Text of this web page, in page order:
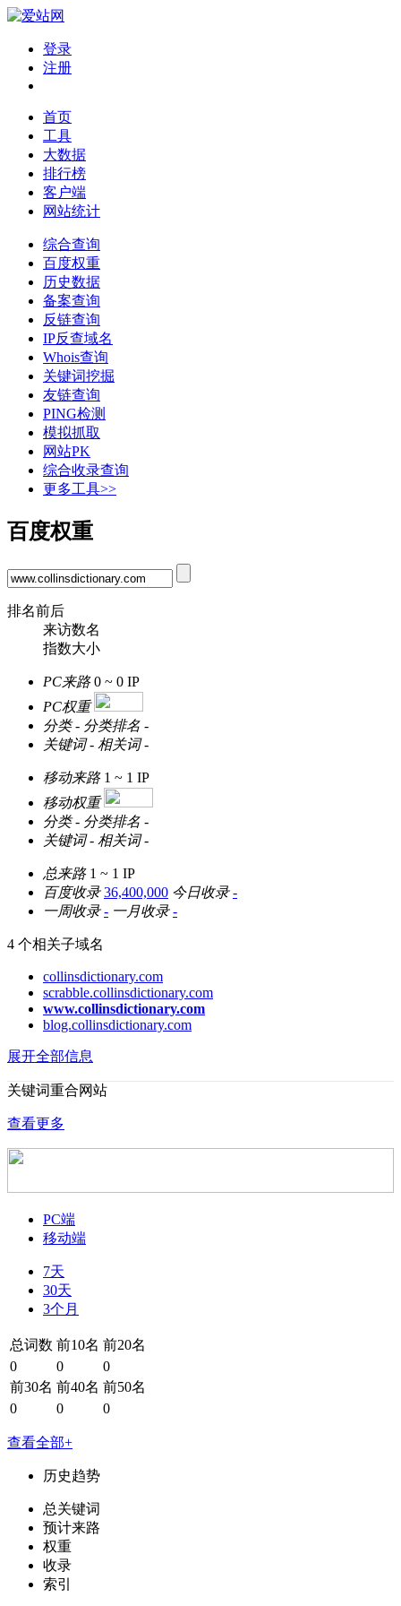
登录
注册
首页
工具
大数据
排行榜
客户端
网站统计
综合查询
百度权重
历史数据
备案查询
反链查询
IP反查域名
Whois查询
关键词挖掘
友链查询
PING检测
模拟抓取
网站PK
综合收录查询
更多工具>>
百度权重
排名前后
来访数名
指数大小
PC来路 0 ~ 0 IP
PC权重
分类 - 分类排名 -
关键词 - 相关词 -
移动来路 1 ~ 1 IP
移动权重
分类 - 分类排名 -
关键词 - 相关词 -
总来路 1 ~ 1 IP
百度收录 36,400,000 今日收录 -
一周收录 - 一月收录 -
4 个相关子域名
collinsdictionary.com
scrabble.collinsdictionary.com
www.collinsdictionary.com
blog.collinsdictionary.com
展开全部信息
关键词重合网站
查看更多
PC端
移动端
7天
30天
3个月
总词数 前10名 前20名
0
0
0
前30名 前40名 前50名
0
0 0
查看全部+
历史趋势
总关键词
预计来路
权重
收录
索引